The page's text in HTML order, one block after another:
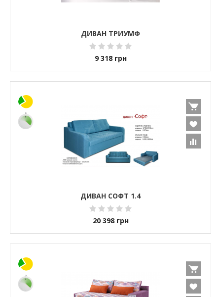
ДИВАН ТРИУМФ
9 318 грн
ДИВАН СОФТ 1.4
20 398 грн